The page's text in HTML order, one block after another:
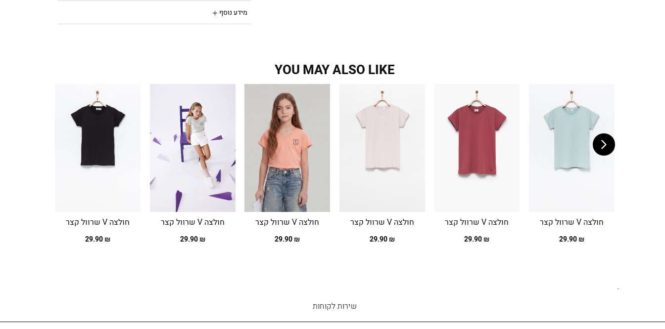
מידע נוסף
YOU MAY ALSO LIKE
חולצה V שרוול קצר
₪ 29.90
חולצה V שרוול קצר
₪ 29.90
חולצה V שרוול קצר
₪ 29.90
חולצה V שרוול קצר
₪ 29.90
חולצה V שרוול קצר
₪ 29.90
חולצה V שרוול קצר
₪ 29.90
.
שירות
לקוחות
שירות לקוחות